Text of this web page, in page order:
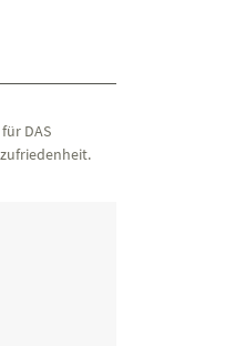
DAS